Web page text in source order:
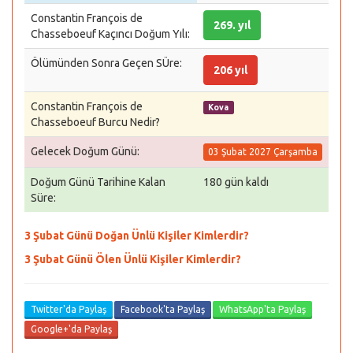
Constantin François de
Chasseboeuf Kaçıncı Doğum Yılı:
269. yıl
Ölümünden Sonra Geçen SÜre:
206 yıl
Constantin François de
Chasseboeuf Burcu Nedir?
Kova
Gelecek Doğum Günü: 03 Şubat 2027 Çarşamba
Doğum Günü Tarihine Kalan
Süre:
180 gün kaldı
3 Şubat Günü Doğan Ünlü Kişiler Kimlerdir?
3 Şubat Günü Ölen Ünlü Kişiler Kimlerdir?
Twitter'da Paylaş Facebook'ta Paylaş
WhatsApp'ta Paylaş
Google+'da Paylaş